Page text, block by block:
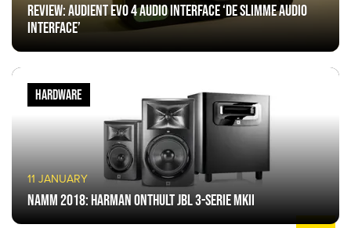
Review: Audient Evo 4 Audio Interface ‘de slimme audio
interface’
11 JANUARY
NAMM 2018: HARMAN onthult JBL 3-serie MkII
HARDWARE